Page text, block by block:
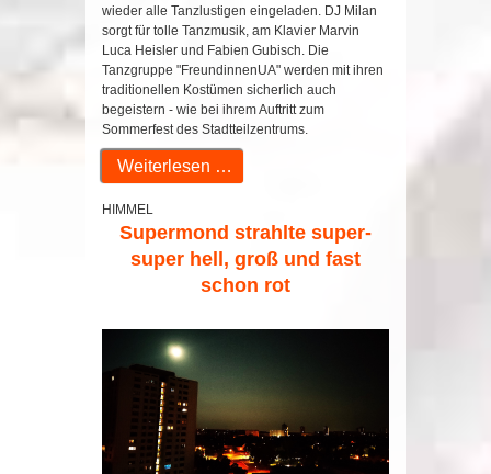
wieder alle Tanzlustigen eingeladen. DJ Milan
sorgt für tolle Tanzmusik, am Klavier Marvin
Luca Heisler und Fabien Gubisch. Die
Tanzgruppe "FreundinnenUA" werden mit ihren
traditionellen Kostümen sicherlich auch
begeistern - wie bei ihrem Auftritt zum
Sommerfest des Stadtteilzentrums.
Weiterlesen …
HIMMEL
Supermond strahlte super-
super hell, groß und fast
schon rot